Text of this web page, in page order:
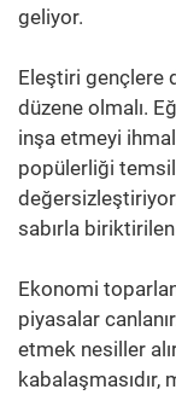
geliyor.
Eleştiri gençlere
düzene olmalı.
inşa etmeyi
popülerliği temsil
sabırla
Ekonomi
piyasalar
etmek nesiller
kabalaşmasıdır,